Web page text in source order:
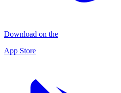
Download on the
App Store